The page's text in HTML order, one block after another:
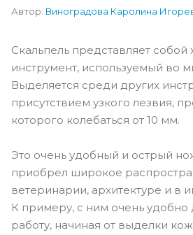
Автор: Виноградова Каролина
Скальпель представляет собой
инструмент, используемый во
Выделяется среди других
присутствием узкого лезвия,
которого колебаться от 10 мм.
Это очень удобный и острый
приобрел широкое
ветеринарии, архитектуре и в
К примеру, с ним очень удобно
работу, начиная от выделки